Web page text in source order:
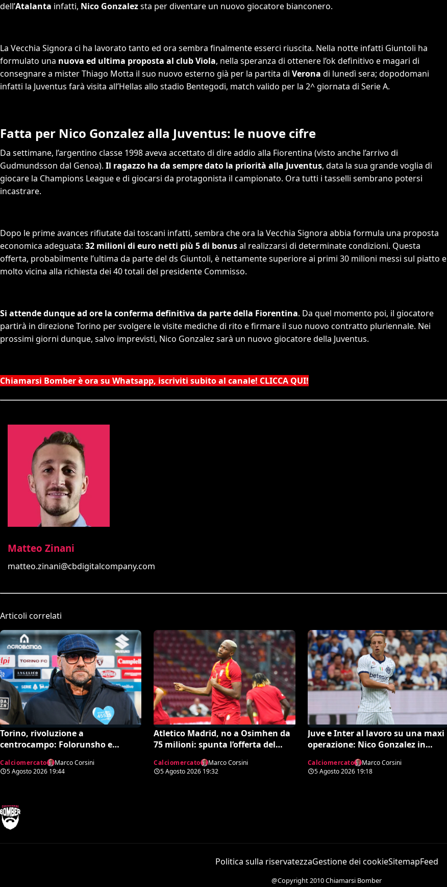
dell’Atalanta infatti, Nico Gonzalezsta per diventare un nuovo giocatore bianconero.
La Vecchia Signora ci ha lavorato tanto ed ora sembra finalmente esserci riuscita. Nella notte infatti Giuntoli ha
formulato una nuova ed ultima proposta al club Viola, nella speranza di ottenere l’ok definitivo e magari di
consegnare a mister Thiago Motta il suo nuovo esterno già per la partita di Verona di lunedì sera; dopodomani
infatti la Juventus farà visita all’Hellas allo stadio Bentegodi, match valido per la 2^ giornata di Serie A.
Fatta per Nico Gonzalez alla Juventus: le nuove cifre
Da settimane, l’argentino classe 1998 aveva accettato di dire addio alla Fiorentina (visto anche l’arrivo di
Gudmundsson dal Genoa). Il ragazzo ha da sempre dato la priorità alla Juventus, data la sua grande voglia di
giocare la Champions League e di giocarsi da protagonista il campionato. Ora tutti i tasselli sembrano potersi
incastrare.
Dopo le prime avances rifiutate dai toscani infatti, sembra che ora la Vecchia Signora abbia formula una proposta
economica adeguata: 32 milioni di euro netti più 5 di bonusal realizzarsi di determinate condizioni. Questa
offerta, probabilmente l’ultima da parte del ds Giuntoli, è nettamente superiore ai primi 30 milioni messi sul piatto e
molto vicina alla richiesta dei 40 totali del presidente Commisso.
Si attende dunque ad ore la conferma definitiva da parte della Fiorentina. Da quel momento poi, il giocatore
partirà in direzione Torino per svolgere le visite mediche di rito e firmare il suo nuovo contratto pluriennale. Nei
prossimi giorni dunque, salvo imprevisti, Nico Gonzalez sarà un nuovo giocatore della Juventus.
Chiamarsi Bomber è ora su Whatsapp, iscriviti subito al canale! CLICCA QUI!
Matteo Zinani
matteo.zinani@cbdigitalcompany.com
Articoli correlati
Torino, rivoluzione a
centrocampo: Folorunsho e
Petrachi
Calciomercato
Marco Corsini
5 Agosto 2026 19:44
Atletico Madrid, no a Osimhen da
75 milioni: spunta l’offerta del
Calciomercato
Marco Corsini
5 Agosto 2026 19:32
Juve e Inter al lavoro su una maxi
operazione: Nico Gonzalez in
Calciomercato
Marco Corsini
5 Agosto 2026 19:18
Politica sulla riservatezzaGestione dei cookieSitemapFeed
@Copyright 2010 Chiamarsi Bomber